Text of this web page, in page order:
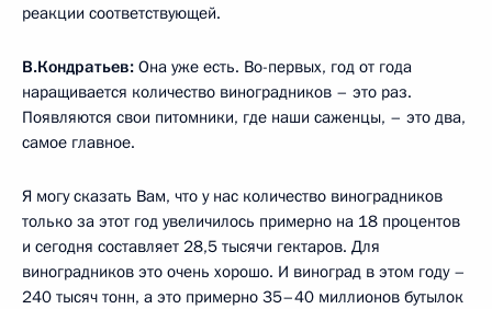
реакции соответствующей.
В.Кондратьев: Она уже есть. Во-первых, год от года
наращивается количество виноградников – это раз.
Появляются свои питомники, где наши саженцы, – это два,
самое главное.
Я могу сказать Вам, что у нас количество виноградников
только за этот год увеличилось примерно на 18 процентов
и сегодня составляет 28,5 тысячи гектаров. Для
виноградников это очень хорошо. И виноград в этом году –
240 тысяч тонн, а это примерно 35–40 миллионов бутылок